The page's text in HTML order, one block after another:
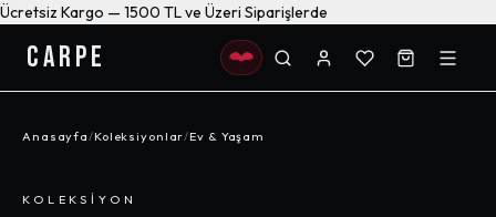
Ücretsiz Kargo — 1500 TL ve Üzeri Siparişlerde
CARPE
Anasayfa/Koleksiyonlar/Ev & Yaşam
KOLEKSIYON